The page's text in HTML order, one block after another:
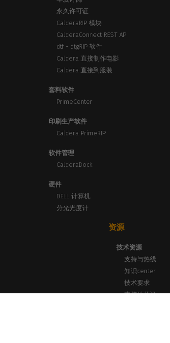
永久许可证
CalderaRIP 模块
CalderaConnect REST API
dtf - dtgRIP 软件
Caldera 直接制作电影
Caldera 直接到服装
套料软件
PrimeCenter
印刷生产软件
Caldera PrimeRIP
软件管理
CalderaDock
硬件
DELL 计算机
分光光度计
资源
技术资源
支持与热线
知识center
技术要求
支持的外设